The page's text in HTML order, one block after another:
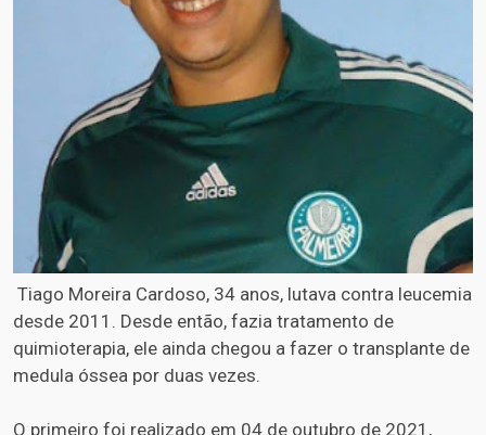
Tiago Moreira Cardoso, 34 anos, lutava contra leucemia
desde 2011. Desde então, fazia tratamento de
quimioterapia, ele ainda chegou a fazer o transplante de
medula óssea por duas vezes.
O primeiro foi realizado em 04 de outubro de 2021,